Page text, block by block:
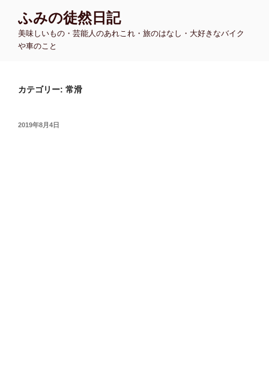
ふみの徒然日記
美味しいもの・芸能人のあれこれ・旅のはなし・大好きなバイク
や車のこと
カテゴリー: 常滑
投
2019年8月4日